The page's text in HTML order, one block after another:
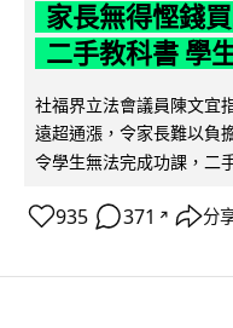
家長無得慳錢
二手教科書 學
社福界立法會議員陳文宜
遠超通漲，令家長難以負
令學生無法完成功課，二
935 371 ↗ 分